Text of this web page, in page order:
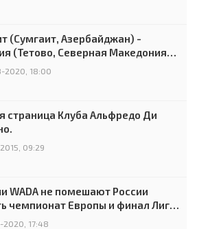
(Сумгаит, Азербайджан) -
(Тетово, Северная Македония) -
2020, 18:00
страница Клуба Альфредо Ди
09:29
WADA не помешают России
чемпионат Европы и финал Лиги
2020, 17:48